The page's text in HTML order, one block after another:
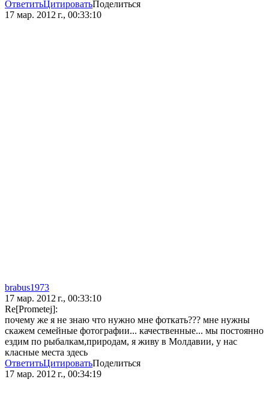
ОтветитьЦитироватьПоделиться
17 мар. 2012 г., 00:33:10
brabus1973
17 мар. 2012 г., 00:33:10
Re[Prometej]:
почему же я не знаю что нужно мне фоткать??? мне нужны
скажем семейные фотографии... качественные... мы постоянно
ездим по рыбалкам,природам, я живу в Молдавии, у нас
класные места здесь
ОтветитьЦитироватьПоделиться
17 мар. 2012 г., 00:34:19